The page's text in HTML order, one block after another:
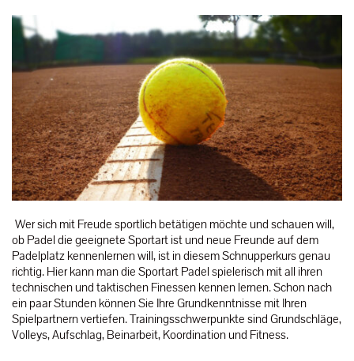
Wer sich mit Freude sportlich betätigen möchte und schauen will,
ob Padel die geeignete Sportart ist und neue Freunde auf dem
Padelplatz kennenlernen will, ist in diesem Schnupperkurs genau
richtig. Hier kann man die Sportart Padel spielerisch mit all ihren
technischen und taktischen Finessen kennen lernen. Schon nach
ein paar Stunden können Sie Ihre Grundkenntnisse mit Ihren
Spielpartnern vertiefen. Trainingsschwerpunkte sind Grundschläge,
Volleys, Aufschlag, Beinarbeit, Koordination und Fitness.